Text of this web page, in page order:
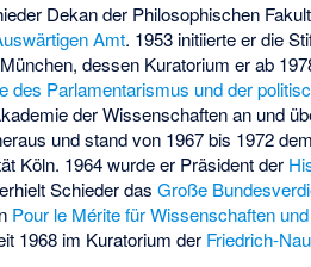
Dekan der Philosophischen
Amt. 1953 initiierte er die
dessen Kuratorium er ab
des Parlamentarismus und der
der Wissenschaftenan und
und stand von 1967 bis 1972
Köln. 1964 wurde er Präsident der
Schieder dasGroße
Pour le Mérite für Wissenschaften
1968 im Kuratorium der Friedrich-